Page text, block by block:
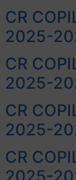
CR
2025-
CR
2025-
CR
2025-
CR